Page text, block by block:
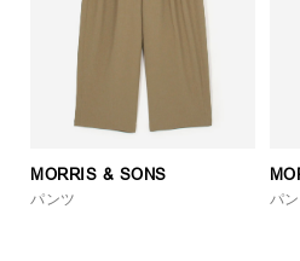
MORRIS & SONS
パンツ パ